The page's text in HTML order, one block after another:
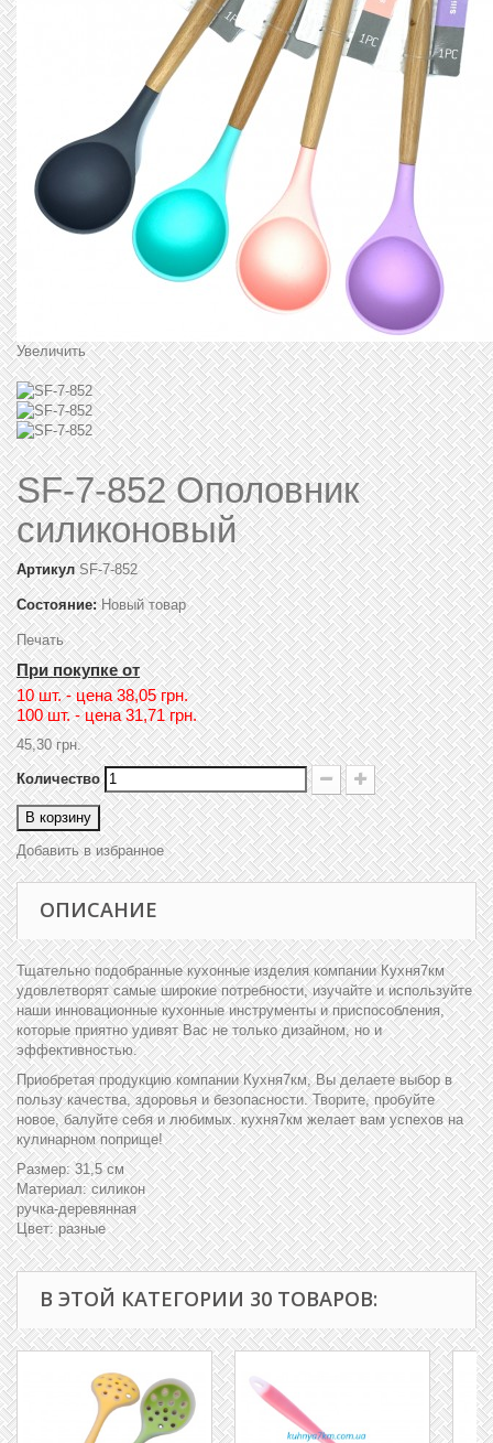
Увеличить
SF-7-852 Ополовник
силиконовый
Артикул SF-7-852
Состояние: Новый товар
Печать
При покупке от
10 шт. - цена38,05 грн.
100 шт. - цена31,71 грн.
45,30 грн.
Количество
В корзину
Добавить в избранное
ОПИСАНИЕ
Тщательно подобранные кухонные изделия компании Кухня7км
удовлетворят самые широкие потребности, изучайте и используйте
наши инновационные кухонные инструменты и приспособления,
которые приятно удивят Вас не только дизайном, но и
эффективностью.
Приобретая продукцию компании Кухня7км, Вы делаете выбор в
пользу качества, здоровья и безопасности. Творите, пробуйте
новое, балуйте себя и любимых. кухня7км желает вам успехов на
кулинарном поприще!
Размер: 31,5 см
Материал: силикон
ручка-деревянная
Цвет: разные
В ЭТОЙ КАТЕГОРИИ 30 ТОВАРОВ: